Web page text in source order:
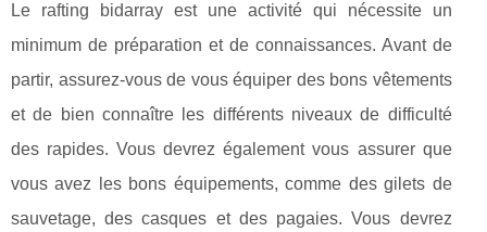
Le rafting bidarray est une activité qui nécessite un
minimum de préparation et de connaissances. Avant de
partir, assurez-vous de vous équiper des bons vêtements
et de bien connaître les différents niveaux de difficulté
des rapides. Vous devrez également vous assurer que
vous avez les bons équipements, comme des gilets de
sauvetage, des casques et des pagaies. Vous devrez